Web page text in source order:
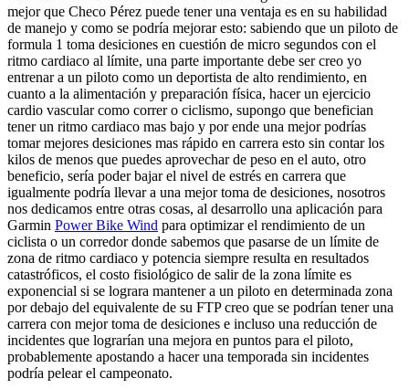
mejor que Checo Pérez puede tener una ventaja es en su habilidad
de manejo y como se podría mejorar esto: sabiendo que un piloto de
formula 1 toma desiciones en cuestión de micro segundos con el
ritmo cardiaco al límite, una parte importante debe ser creo yo
entrenar a un piloto como un deportista de alto rendimiento, en
cuanto a la alimentación y preparación física, hacer un ejercicio
cardio vascular como correr o ciclismo, supongo que benefician
tener un ritmo cardiaco mas bajo y por ende una mejor podrías
tomar mejores desiciones mas rápido en carrera esto sin contar los
kilos de menos que puedes aprovechar de peso en el auto, otro
beneficio, sería poder bajar el nivel de estrés en carrera que
igualmente podría llevar a una mejor toma de desiciones, nosotros
nos dedicamos entre otras cosas, al desarrollo una aplicación para
Garmin Power Bike Wind para optimizar el rendimiento de un
ciclista o un corredor donde sabemos que pasarse de un límite de
zona de ritmo cardiaco y potencia siempre resulta en resultados
catastróficos, el costo fisiológico de salir de la zona límite es
exponencial si se lograra mantener a un piloto en determinada zona
por debajo del equivalente de su FTP creo que se podrían tener una
carrera con mejor toma de desiciones e incluso una reducción de
incidentes que lograrían una mejora en puntos para el piloto,
probablemente apostando a hacer una temporada sin incidentes
podría pelear el campeonato.